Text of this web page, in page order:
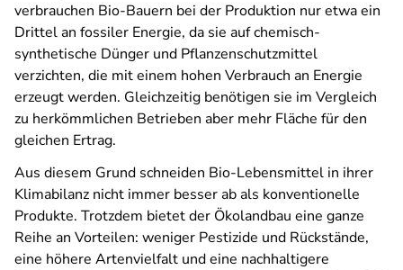
verbrauchen Bio-Bauern bei der Produktion nur etwa ein
Drittel an fossiler Energie, da sie auf chemisch-
synthetische Dünger und Pflanzenschutzmittel
verzichten, die mit einem hohen Verbrauch an Energie
erzeugt werden. Gleichzeitig benötigen sie im Vergleich
zu herkömmlichen Betrieben aber mehr Fläche für den
gleichen Ertrag.
Aus diesem Grund schneiden Bio-Lebensmittel in ihrer
Klimabilanz nicht immer besser ab als konventionelle
Produkte. Trotzdem bietet der Ökolandbau eine ganze
Reihe an Vorteilen: weniger Pestizide und Rückstände,
eine höhere Artenvielfalt und eine nachhaltigere